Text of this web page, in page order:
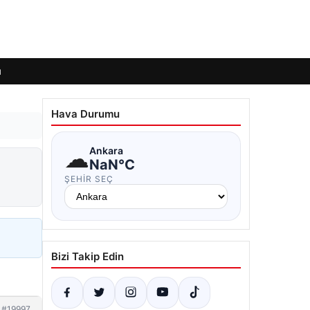
Hava Durumu
☁Ankara
NaN°C
ŞEHIR SEÇ
Bizi Takip Edin